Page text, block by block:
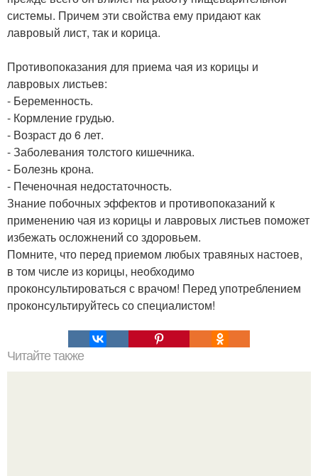
системы. Причем эти свойства ему придают как
лавровый лист, так и корица.
Противопоказания для приема чая из корицы и
лавровых листьев:
- Беременность.
- Кормление грудью.
- Возраст до 6 лет.
- Заболевания толстого кишечника.
- Болезнь крона.
- Печеночная недостаточность.
Знание побочных эффектов и противопоказаний к
применению чая из корицы и лавровых листьев поможет
избежать осложнений со здоровьем.
Помните, что перед приемом любых травяных настоев,
в том числе из корицы, необходимо
проконсультироваться с врачом! Перед употреблением
проконсультируйтесь со специалистом!
Читайте также